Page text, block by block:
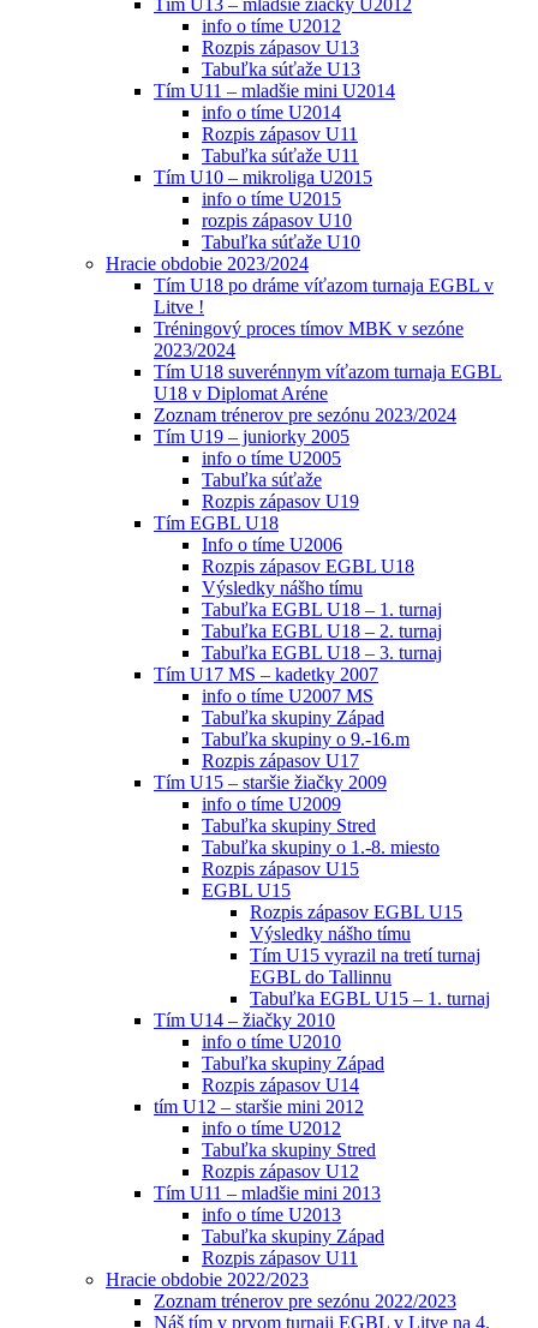
info o tíme U2012
Rozpis zápasov U13
Tabuľka súťaže U13
Tím U11 – mladšie mini U2014
info o tíme U2014
Rozpis zápasov U11
Tabuľka súťaže U11
Tím U10 – mikroliga U2015
info o tíme U2015
rozpis zápasov U10
Tabuľka súťaže U10
Hracie obdobie 2023/2024
Tím U18 po dráme víťazom turnaja EGBL v
Litve !
Tréningový proces tímov MBK v sezóne
2023/2024
Tím U18 suverénnym víťazom turnaja EGBL
U18 v Diplomat Aréne
Zoznam trénerov pre sezónu 2023/2024
Tím U19 – juniorky 2005
info o tíme U2005
Tabuľka súťaže
Rozpis zápasov U19
Tím EGBL U18
Info o tíme U2006
Rozpis zápasov EGBL U18
Výsledky nášho tímu
Tabuľka EGBL U18 – 1. turnaj
Tabuľka EGBL U18 – 2. turnaj
Tabuľka EGBL U18 – 3. turnaj
Tím U17 MS – kadetky 2007
info o tíme U2007 MS
Tabuľka skupiny Západ
Tabuľka skupiny o 9.-16.m
Rozpis zápasov U17
Tím U15 – staršie žiačky 2009
info o tíme U2009
Tabuľka skupiny Stred
Tabuľka skupiny o 1.-8. miesto
Rozpis zápasov U15
EGBL U15
Rozpis zápasov EGBL U15
Výsledky nášho tímu
Tím U15 vyrazil na tretí turnaj
EGBL do Tallinnu
Tabuľka EGBL U15 – 1. turnaj
Tím U14 – žiačky 2010
info o tíme U2010
Tabuľka skupiny Západ
Rozpis zápasov U14
tím U12 – staršie mini 2012
info o tíme U2012
Tabuľka skupiny Stred
Rozpis zápasov U12
Tím U11 – mladšie mini 2013
info o tíme U2013
Tabuľka skupiny Západ
Rozpis zápasov U11
Hracie obdobie 2022/2023
Zoznam trénerov pre sezónu 2022/2023
Náš tím v prvom turnaji EGBL v Litve na 4.